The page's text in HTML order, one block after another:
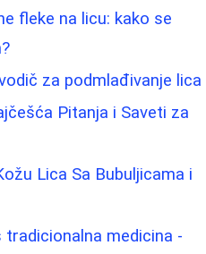
fleke na licu: kako se
za podmlađivanje lica
Pitanja i Saveti za
Lica Sa Bubuljicama i
medicina -